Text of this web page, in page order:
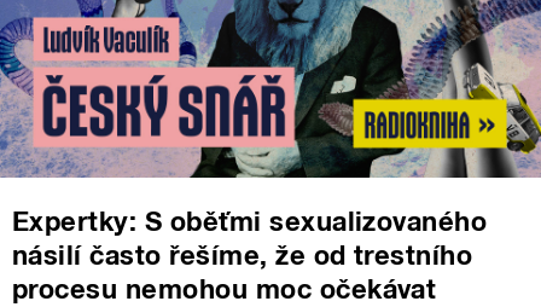
Expertky: S oběťmi sexualizovaného
násilí často řešíme, že od trestního
procesu nemohou moc očekávat